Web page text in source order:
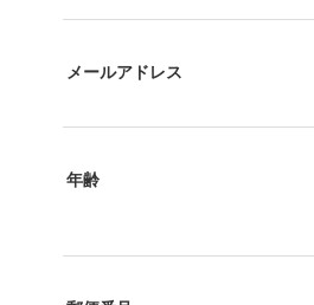
メールアドレス
年齢